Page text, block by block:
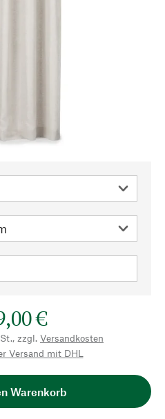
€
zzgl. Versandkosten
Versand mit DHL
Warenkorb